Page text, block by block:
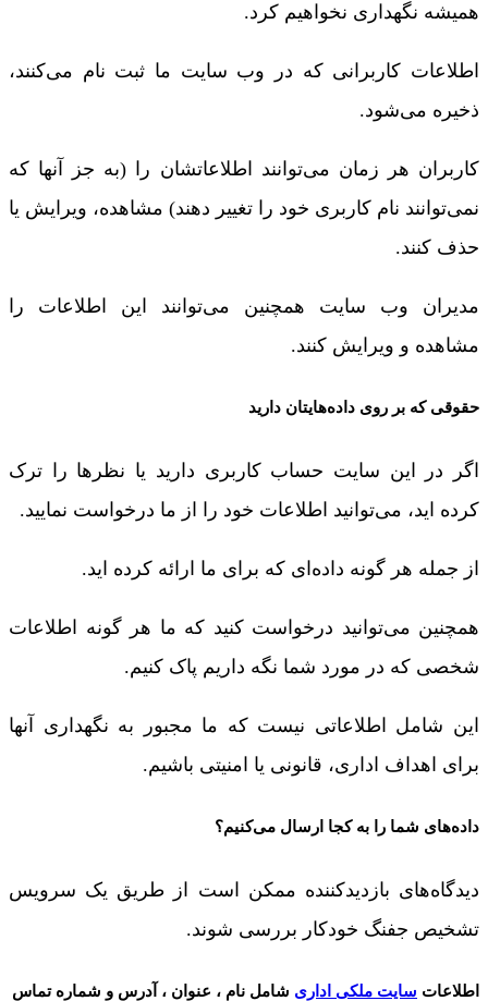
همیشه نگهداری نخواهیم کرد.
اطلاعات کاربرانی که در وب سایت ما ثبت نام می‌کنند،
ذخیره می‌شود.
کاربران هر زمان می‌توانند اطلاعاتشان را (به جز آنها که
نمی‌توانند نام کاربری خود را تغییر دهند) مشاهده، ویرایش یا
حذف کنند.
مدیران وب سایت همچنین می‌توانند این اطلاعات را
مشاهده و ویرایش کنند.
حقوقی که بر روی داده‌هایتان دارید
اگر در این سایت حساب کاربری دارید یا نظرها را ترک
کرده اید، می‌توانید اطلاعات خود را از ما درخواست نمایید.
از جمله هر گونه داده‌ای که برای ما ارائه کرده اید.
همچنین می‌توانید درخواست کنید که ما هر گونه اطلاعات
شخصی که در مورد شما نگه داریم پاک کنیم.
این شامل اطلاعاتی نیست که ما مجبور به نگهداری آنها
برای اهداف اداری، قانونی یا امنیتی باشیم.
داده‌های شما را به کجا ارسال می‌کنیم؟
دیدگاه‌های بازدیدکننده ممکن است از طریق یک سرویس
تشخیص جفنگ خودکار بررسی شوند.
اطلاعات سایت ملکی اداری شامل نام ، عنوان ، آدرس و شماره تماس